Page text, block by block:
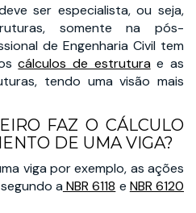
ser especialista, ou seja,
somente na pós-
de Engenharia Civil tem
cálculos de estruturae as
tendo uma visão mais
FAZ O CÁLCULO
DE UMA VIGA?
viga por exemplo, as ações
a NBR 6118 e NBR 6120